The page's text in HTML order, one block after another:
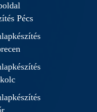
Pécs